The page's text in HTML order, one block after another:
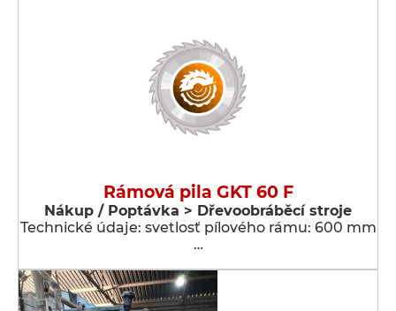
Rámová pila GKT 60 F
Nákup / Poptávka > Dřevoobráběcí stroje
Technické údaje: svetlosť pílového rámu: 600 mm
…